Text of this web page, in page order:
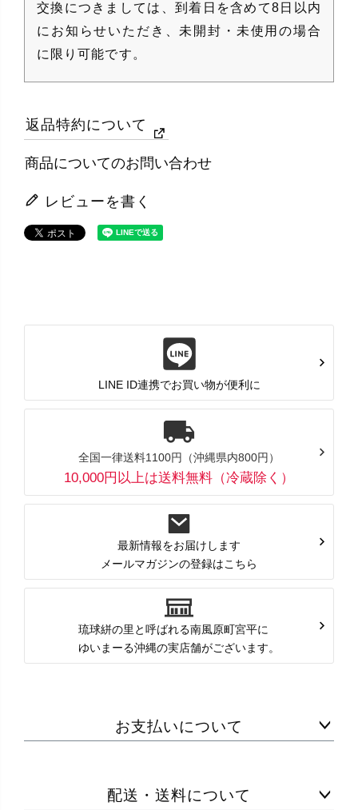
交換につきましては、到着日を含めて8日以内
にお知らせいただき、未開封・未使用の場合
に限り可能です。
返品特約について
商品についてのお問い合わせ
レビューを書く
LINE ID連携でお買い物が便利に
全国一律送料1100円（沖縄県内800円）
10,000円以上は送料無料（冷蔵除く）
最新情報をお届けします
メールマガジンの登録はこちら
琉球絣の里と呼ばれる南風原町宮平に
ゆいまーる沖縄の実店舗がございます。
お支払いについて
配送・送料について